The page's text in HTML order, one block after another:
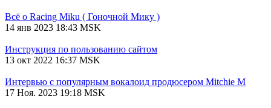
Всё о Racing Miku ( Гоночной Мику )
14 янв 2023 18:43 MSK
Инструкция по пользованию сайтом
13 окт 2022 16:37 MSK
Интервью с популярным вокалоид продюсером Mitchie М
17 Ноя. 2023 19:18 MSK